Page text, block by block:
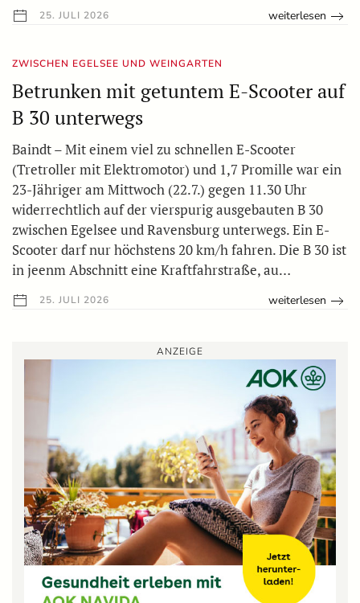
25. JULI 2026 weiterlesen
ZWISCHEN EGELSEE UND WEINGARTEN
Betrunken mit getuntem E-Scooter auf
B 30 unterwegs
Baindt – Mit einem viel zu schnellen E-Scooter
(Tretroller mit Elektromotor) und 1,7 Promille war ein
23-Jähriger am Mittwoch (22.7.) gegen 11.30 Uhr
widerrechtlich auf der vierspurig ausgebauten B 30
zwischen Egelsee und Ravensburg unterwegs. Ein E-
Scooter darf nur höchstens 20 km/h fahren. Die B 30 ist
in jeenm Abschnitt eine Kraftfahrstraße, au…
25. JULI 2026 weiterlesen
ANZEIGE